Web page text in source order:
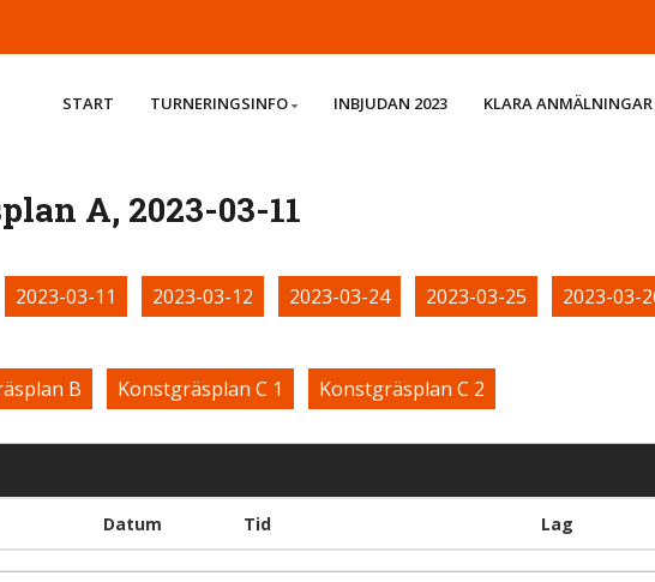
START TURNERINGSINFO INBJUDAN 2023 KLARA ANMÄLNINGAR
A, 2023-03-11
2023-03-11 2023-03-12 2023-03-24 2023-03-25 2023-03-
B Konstgräsplan C 1 Konstgräsplan C 2
Datum Tid Lag